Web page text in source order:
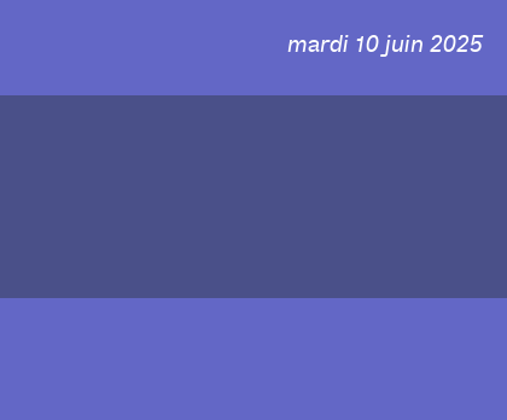
mardi 10 juin 2025